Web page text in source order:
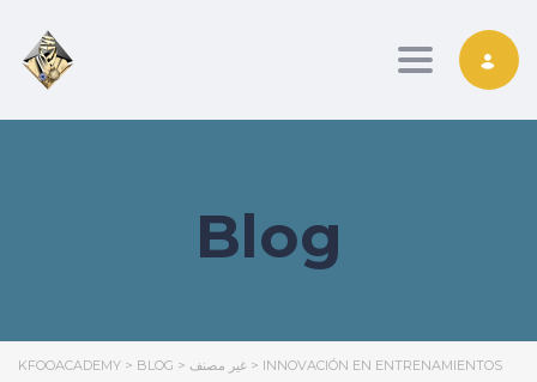
Toggle
Blog
KFOOACADEMY > BLOG > غير مصنف > INNOVACIÓN EN ENTRENAMIENTOS